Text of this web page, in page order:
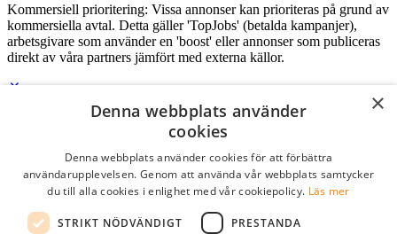
Kommersiell prioritering: Vissa annonser kan prioriteras på grund av
kommersiella avtal. Detta gäller 'TopJobs' (betalda kampanjer),
arbetsgivare som använder en 'boost' eller annonser som publiceras
direkt av våra partners jämfört med externa källor.
Logga in som företag
Lösenord
kom ihåg mig
×
Denna webbplats använder
cookies
Denna webbplats använder cookies för att förbättra
användarupplevelsen. Genom att använda vår webbplats samtycker
du till alla cookies i enlighet med vår cookiepolicy. Läs mer
STRIKT NÖDVÄNDIGT PRESTANDA